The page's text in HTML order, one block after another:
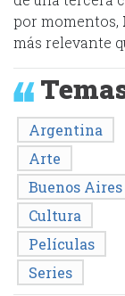
por momentos,
más relevante
Argentina
Arte
Buenos Aires
Cultura
Películas
Series